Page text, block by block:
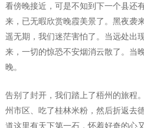
看傍晚接近，可是不知到下一个县还
来，已无暇欣赏晚霞美景了。黑夜袭
遥无期，我们迷茫害怕了。当远处出
来，一切的惊恐不安烟消云散了。当
晚。
告别了封开，我们踏上了梧州的旅程
州市区、吃了桂林米粉，然后折返去
道这里有天下第一石，怀着好奇的心